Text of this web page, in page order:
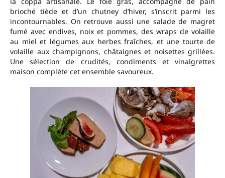
brioché tiède et d’un chutney d’hiver, s’inscrit parmi les
incontournables. On retrouve aussi une salade de magret
fumé avec endives, noix et pommes, des wraps de volaille
au miel et légumes aux herbes fraîches, et une tourte de
volaille aux champignons, châtaignes et noisettes grillées.
Une sélection de crudités, condiments et vinaigrettes
maison complète cet ensemble savoureux.